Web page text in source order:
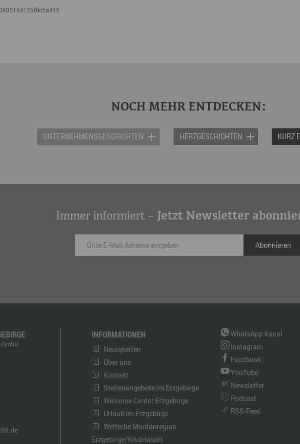
NOCH MEHR ENTDECKEN:
UNTERNEHMENSGESCHICHTEN HERZGESCHICHTEN KURZ
Immer informiert – Jetzt Newsletter
INFORMATIONEN
Neuigkeiten
Über uns
Kontakt
Stellenangebote im Erzgebirge
Welcome Center Erzgebirge
Urlaub im Erzgebirge
Welterbe Montanregion
Erzgebirge/Krušnohoří
WhatsApp Kanal
Instagram
Facebook
YouTube
Newsletter
Podcast
RSS-Feed